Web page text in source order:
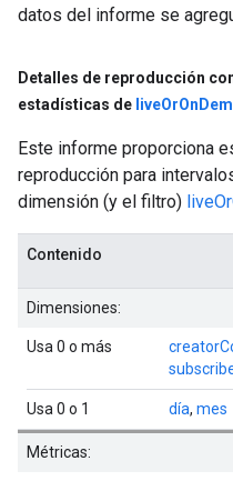
datos del informe se
Detalles de reproducción
estadísticas de liveOrOn
Este informe proporciona
reproducción para
dimensión (y el filtro)
Contenido
Dimensiones:
Usa 0 o más
Usa 0 o 1 día, mes
Métricas: